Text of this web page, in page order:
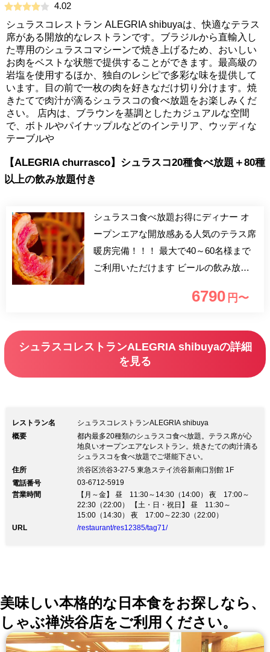
4.02
シュラスコレストラン ALEGRIA shibuyaは、快適なテラス
席がある開放的なレストランです。ブラジルから直輸入し
た専用のシュラスコマシーンで焼き上げるため、おいしい
お肉をベストな状態で提供することができます。最高級の
岩塩を使用するほか、独自のレシピで多彩な味を提供して
います。目の前で一枚の肉を好きなだけ切り分けます。焼
きたてで肉汁が滴るシュラスコの食べ放題をお楽しみくだ
さい。 店内は、ブラウンを基調としたカジュアルな空間
で、ボトルやパイナップルなどのインテリア、ウッディな
テーブルや
【ALEGRIA churrasco】シュラスコ20種食べ放題＋80種
以上の飲み放題付き
シュラスコ食べ放題お得にディナー オ
ープンエアな開放感ある人気のテラス席
暖房完備！！！ 最大で40～60名様まで
ご利用いただけます ビールの飲み放題
コ食べ放題も楽しめます！ テラス席は
すので、お早めにご予約をお願いいたし
ます。 【ATTENTION】テラス席に雨除
けはございませんので雨天時はご利用い
16日より価格改定 昨今の世界的な原材
料の高騰を要因とする大幅な価格高騰の
影響を受け現在の価格を継続することが
困難な状況となりました。 引き続き高
い品質をお客様にご提供するため価格を
見直すことに至りました。何卒ご理解い
ただけますようお願い申し上げます 16
6790 円〜
シュラスコレストランALEGRIA shibuyaの詳細
を見る
レストラン名
シュラスコレストランALEGRIA shibuya
概要
都内最多20種類のシュラスコ食べ放題。テラス席が心
地良いオープンエアなレストラン。焼きたての肉汁滴る
シュラスコを食べ放題でご堪能下さい。
住所
渋谷区渋谷3-27-5 東急ステイ渋谷新南口別館 1F
電話番号
03-6712-5919
営業時間
【月～金】 昼 11:30～14:30（14:00） 夜 17:00～
22:30（22:00） 【土・日・祝日】 昼 11:30～
15:00（14:30） 夜 17:00～22:30（22:00）
URL
/restaurant/res12385/tag71/
美味しい本格的な日本食をお探しなら、
しゃぶ禅渋谷店をご利用ください。